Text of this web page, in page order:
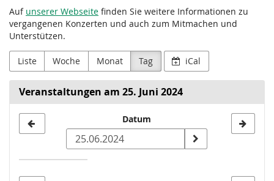
Auf unserer Webseite finden Sie weitere Informationen zu
vergangenen Konzerten und auch zum Mitmachen und
Unterstützen.
Liste Woche Monat Tag iCal
Veranstaltungen am 25. Juni 2024
zur
Anzeige
Datum